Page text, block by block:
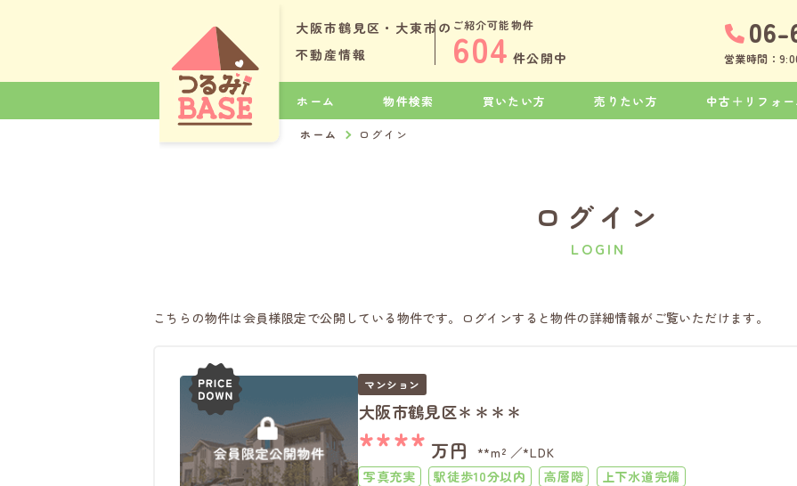
大阪市鶴見区・ 大東市の
不動産情報
ご紹介可能物件
604 件公開中
06-
営業時間：
ホーム 物件検索 買いたい方 売りたい方 中古＋リフォー
ホーム ログイン
ログイン
LOGIN
こちらの物件は会員様限定で公開している物件です。ログインすると物件の詳細情報がご覧いただけます。
マンション
大阪市鶴見区＊＊＊＊
**** 万円 **m²
*LDK
写真充実
駅徒歩10分以内 高層階 上下水道完備